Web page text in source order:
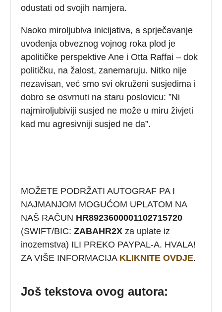
odustati od svojih namjera.
Naoko miroljubiva inicijativa, a sprječavanje
uvođenja obveznog vojnog roka plod je
apolitičke perspektive Ane i Otta Raffai – dok
političku, na žalost, zanemaruju. Nitko nije
nezavisan, već smo svi okruženi susjedima i
dobro se osvrnuti na staru poslovicu: ”Ni
najmiroljubiviji susjed ne može u miru živjeti
kad mu agresivniji susjed ne da”.
MOŽETE PODRŽATI AUTOGRAF PA I
NAJMANJOM MOGUĆOM UPLATOM NA
NAŠ RAČUN HR8923600001102715720
(SWIFT/BIC: ZABAHR2X za uplate iz
inozemstva) ILI PREKO PAYPAL-A. HVALA!
ZA VIŠE INFORMACIJA KLIKNITE OVDJE.
Još tekstova ovog autora: